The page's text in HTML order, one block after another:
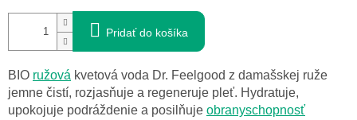
Pridať do košíka
BIO ružová kvetová voda Dr. Feelgood z damašskej ruže
jemne čistí, rozjasňuje a regeneruje pleť. Hydratuje,
upokojuje podráždenie a posilňuje obranyschopnosť